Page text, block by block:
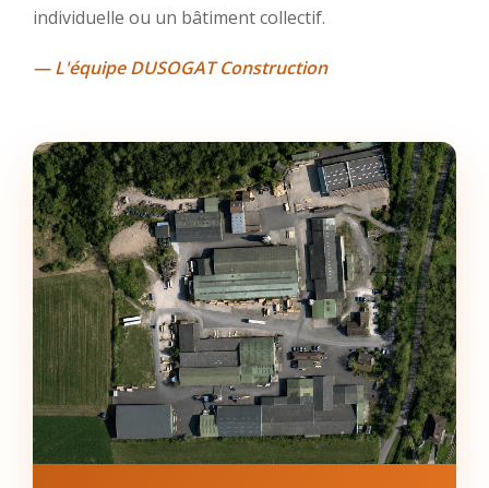
individuelle ou un bâtiment collectif.
— L'équipe DUSOGAT Construction